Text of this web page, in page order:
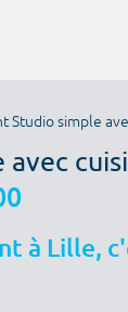
Studio simple
à Lille,